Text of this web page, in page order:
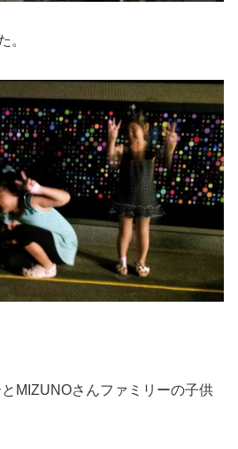
。
MIZUNOさんファミリーの子供